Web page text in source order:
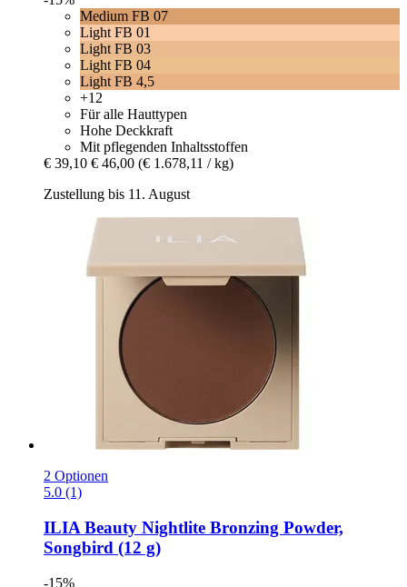
Medium FB 07
Light FB 01
Light FB 03
Light FB 04
Light FB 4,5
+12
Für alle Hauttypen
Hohe Deckkraft
Mit pflegenden Inhaltsstoffen
€ 39,10 € 46,00 (€ 1.678,11 / kg)
Zustellung bis 11. August
2 Optionen
5.0 (1)
ILIA Beauty Nightlite Bronzing Powder,
Songbird (12 g)
-15%